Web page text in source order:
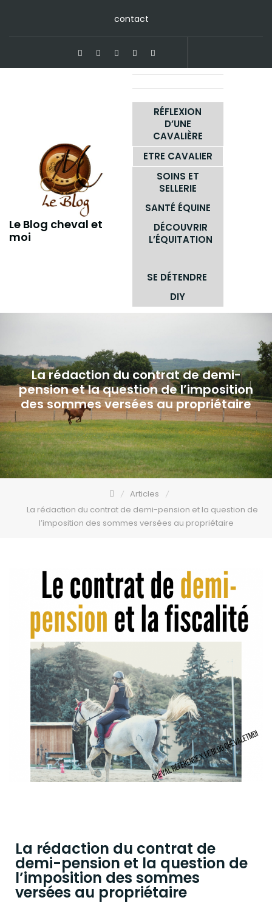
contact
Le Blog cheval et
moi
RÉFLEXION
D’UNE
CAVALIÈRE
ETRE CAVALIER
SOINS ET
SELLERIE
SANTÉ ÉQUINE
DÉCOUVRIR
L’ÉQUITATION
SE DÉTENDRE
DIY
La rédaction du contrat de demi-
pension et la question de l’imposition
des sommes versées au propriétaire​
Articles
La rédaction du contrat de demi-pension et la question de
l’imposition des sommes versées au propriétaire​
La rédaction du contrat de
demi-pension et la question de
l’imposition des sommes
versées au propriétaire